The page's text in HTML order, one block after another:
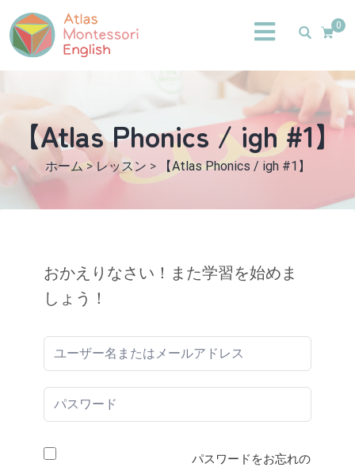
0
【Atlas Phonics / igh #1】
ホーム > レッスン > 【Atlas Phonics / igh #1】
おかえりなさい！また学習を始めま
しょう！
パスワードをお忘れの